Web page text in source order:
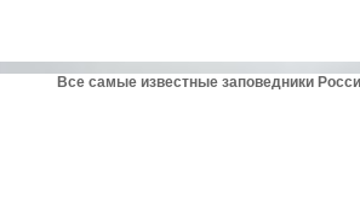
Все самые известные заповедники